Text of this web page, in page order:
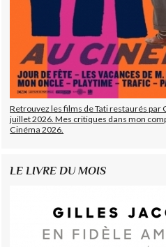
Retrouvez les films de Tati restaurés par
juillet 2026. Mes critiques dans mon
Cinéma 2026.
LE LIVRE DU MOIS